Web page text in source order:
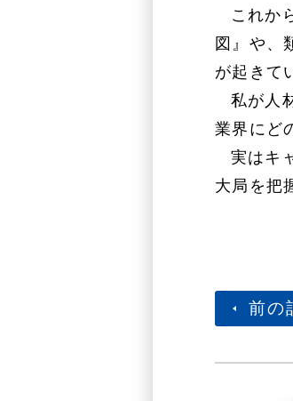
これか
図』や、
が起きて
私が人
業界にど
実はキ
大局を把
前の